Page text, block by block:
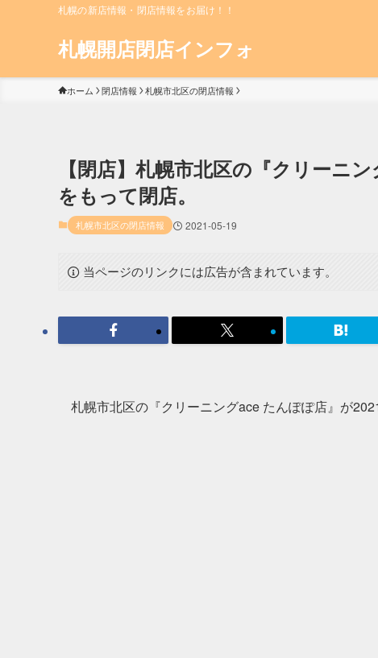
札幌の新店情報・閉店情報をお届け！！
札幌開店閉店インフォ
ホーム 閉店情報 札幌市北区の閉店情報
【閉店】札幌市北区の『クリーニ
をもって閉店。
札幌市北区の閉店情報 2021-05-19
当ページのリンクには広告が含まれています。
札幌市北区の『クリーニングace たんぽぽ店』が